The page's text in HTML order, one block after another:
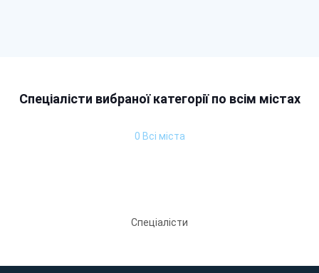
Спеціалісти вибраної категорії по всім містах
0 Всі міста
Спеціалісти